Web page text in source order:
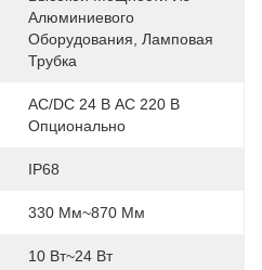
Алюминиевого
Оборудования, Ламповая
Трубка
AC/DC 24 В AC 220 В
Опционально
IP68
330 Мм~870 Мм
10 Вт~24 Вт